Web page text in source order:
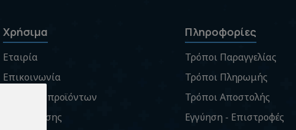
Χρήσιμα
Εταιρία
Επικοινωνία
Σύγκριση προϊόντων
Όροι χρήσης
Πληροφορίες
Τρόποι Παραγγελίας
Τρόποι Πληρωμής
Τρόποι Αποστολής
Εγγύηση - Επιστροφές